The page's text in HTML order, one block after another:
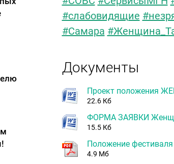
#слабовидящие
#Самара
Документы
Проект положения
22.6 Кб
ФОРМА ЗАЯВКИ
15.5 Кб
Положение
4.9 Мб